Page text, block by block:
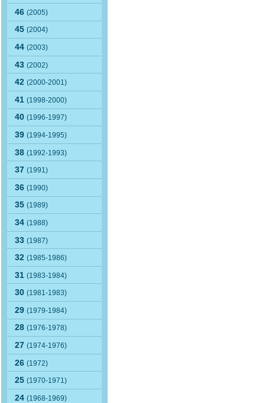
46(2005)
45(2004)
44(2003)
43(2002)
42(2000-2001)
41(1998-2000)
40(1996-1997)
39(1994-1995)
38(1992-1993)
37(1991)
36(1990)
35(1989)
34(1988)
33(1987)
32(1985-1986)
31(1983-1984)
30(1981-1983)
29(1979-1984)
28(1976-1978)
27(1974-1976)
26(1972)
25(1970-1971)
24(1968-1969)